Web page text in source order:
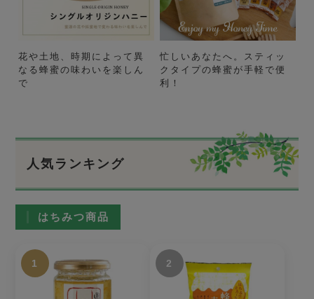
花や土地、時期によって異
なる蜂蜜の味わいを楽しん
で
忙しいあなたへ。スティッ
クタイプの蜂蜜が手軽で便
利！
人気ランキング
はちみつ商品
1 2